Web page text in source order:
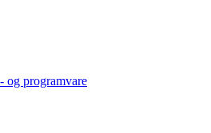
og programvare